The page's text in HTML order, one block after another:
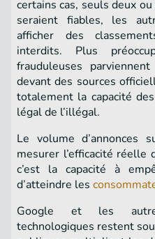
certains cas, seuls deux
seraient fiables, les
afficher des
interdits. Plus
frauduleuses
devant des sources
totalement la capacité
légal de l’illégal.
Le volume d’annonces
mesurer l’efficacité réelle
c’est la capacité à
d’atteindre les
Google et les
technologiques restent